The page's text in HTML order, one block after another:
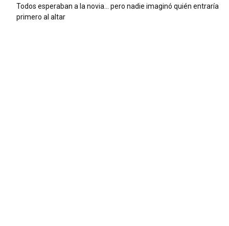
Todos esperaban a la novia… pero nadie imaginó quién entraría
primero al altar